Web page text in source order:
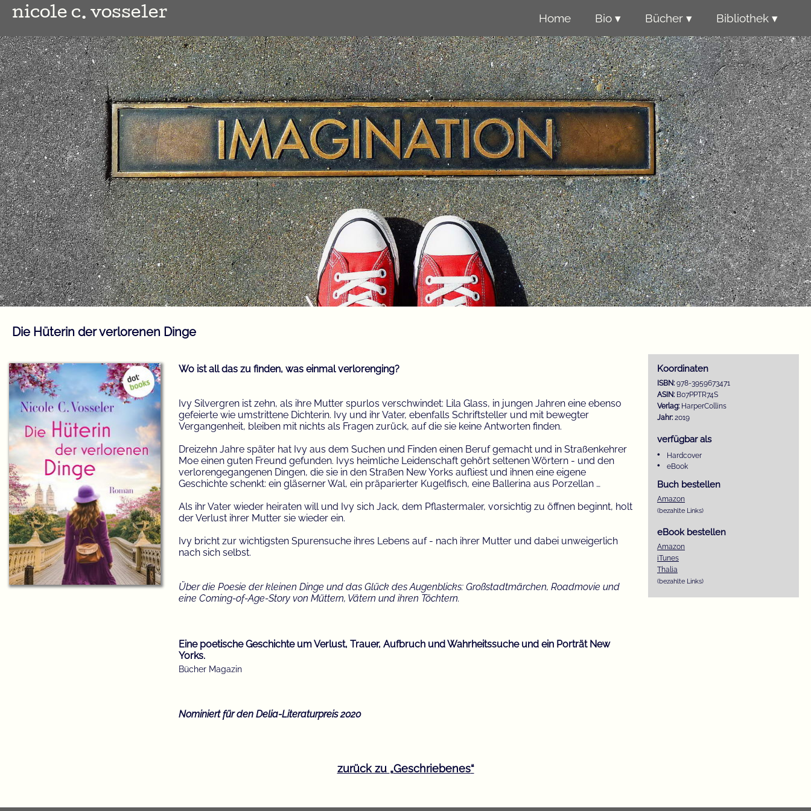
nicole c. vosseler Home Bio ▾ Bücher ▾ Bibliothek ▾
Die Hüterin der verlorenen Dinge
Wo ist all das zu finden, was einmal verlorenging?
Ivy Silvergren ist zehn, als ihre Mutter spurlos verschwindet: Lila Glass, in jungen Jahren eine ebenso
gefeierte wie umstrittene Dichterin. Ivy und ihr Vater, ebenfalls Schriftsteller und mit bewegter
Vergangenheit, bleiben mit nichts als Fragen zurück, auf die sie keine Antworten finden.
Dreizehn Jahre später hat Ivy aus dem Suchen und Finden einen Beruf gemacht und in Straßenkehrer
Moe einen guten Freund gefunden. Ivys heimliche Leidenschaft gehört seltenen Wörtern - und den
verlorengegangenen Dingen, die sie in den Straßen New Yorks aufliest und ihnen eine eigene
Geschichte schenkt: ein gläserner Wal, ein präparierter Kugelfisch, eine Ballerina aus Porzellan …
Als ihr Vater wieder heiraten will und Ivy sich Jack, dem Pflastermaler, vorsichtig zu öffnen beginnt, holt
der Verlust ihrer Mutter sie wieder ein.
Ivy bricht zur wichtigsten Spurensuche ihres Lebens auf - nach ihrer Mutter und dabei unweigerlich
nach sich selbst.
Über die Poesie der kleinen Dinge und das Glück des Augenblicks: Großstadtmärchen, Roadmovie und
eine Coming-of-Age-Story von Müttern, Vätern und ihren Töchtern.
Eine poetische Geschichte um Verlust, Trauer, Aufbruch und Wahrheitssuche und ein Porträt New
Yorks.
Bücher Magazin
Nominiert für den Delia-Literaturpreis 2020
Koordinaten
ISBN: 978-3959673471
ASIN: B07PPTR74S
Verlag: HarperCollins
Jahr: 2019
verfügbar als
Hardcover
eBook
Buch bestellen
Amazon
(bezahlte Links)
eBook bestellen
Amazon
iTunes
Thalia
(bezahlte Links)
zurück zu Geschriebenes